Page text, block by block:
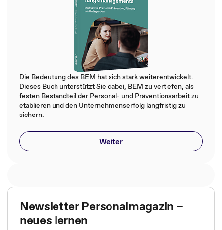
Die Bedeutung des BEM hat sich stark weiterentwickelt.
Dieses Buch unterstützt Sie dabei, BEM zu vertiefen, als
festen Bestandteil der Personal- und Präventionsarbeit zu
etablieren und den Unternehmenserfolg langfristig zu
sichern.
Weiter
Newsletter Personalmagazin –
neues lernen